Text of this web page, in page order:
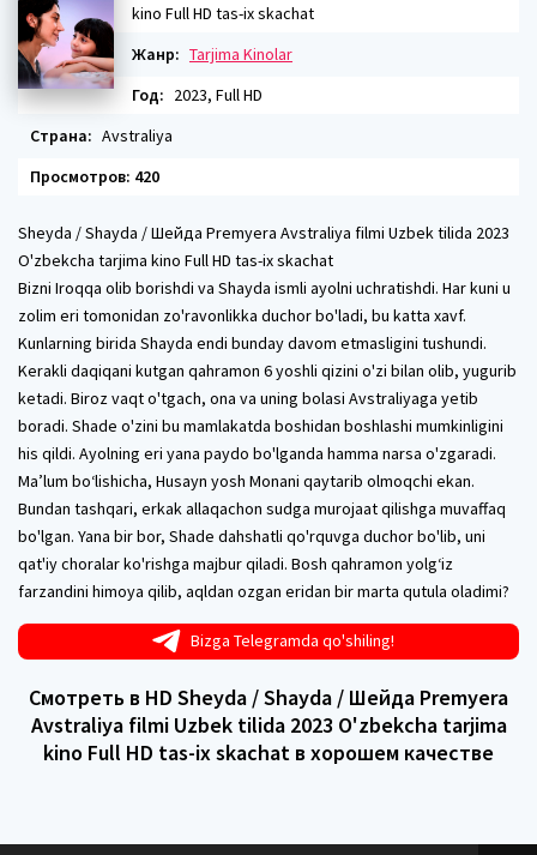
kino Full HD tas-ix skachat
Жанр: Tarjima Kinolar
Год: 2023, Full HD
Страна: Avstraliya
Просмотров: 420
Sheyda / Shayda / Шейда Premyera Avstraliya filmi Uzbek tilida 2023
O'zbekcha tarjima kino Full HD tas-ix skachat
Bizni Iroqqa olib borishdi va Shayda ismli ayolni uchratishdi. Har kuni u
zolim eri tomonidan zo'ravonlikka duchor bo'ladi, bu katta xavf.
Kunlarning birida Shayda endi bunday davom etmasligini tushundi.
Kerakli daqiqani kutgan qahramon 6 yoshli qizini o'zi bilan olib, yugurib
ketadi. Biroz vaqt o'tgach, ona va uning bolasi Avstraliyaga yetib
boradi. Shade o'zini bu mamlakatda boshidan boshlashi mumkinligini
his qildi. Ayolning eri yana paydo bo'lganda hamma narsa o'zgaradi.
Ma’lum bo‘lishicha, Husayn yosh Monani qaytarib olmoqchi ekan.
Bundan tashqari, erkak allaqachon sudga murojaat qilishga muvaffaq
bo'lgan. Yana bir bor, Shade dahshatli qo'rquvga duchor bo'lib, uni
qat'iy choralar ko'rishga majbur qiladi. Bosh qahramon yolg‘iz
farzandini himoya qilib, aqldan ozgan eridan bir marta qutula oladimi?
Bizga Telegramda qo'shiling!
Смотреть в HD Sheyda / Shayda / Шейда Premyera
Avstraliya filmi Uzbek tilida 2023 O'zbekcha tarjima
kino Full HD tas-ix skachat в хорошем качестве